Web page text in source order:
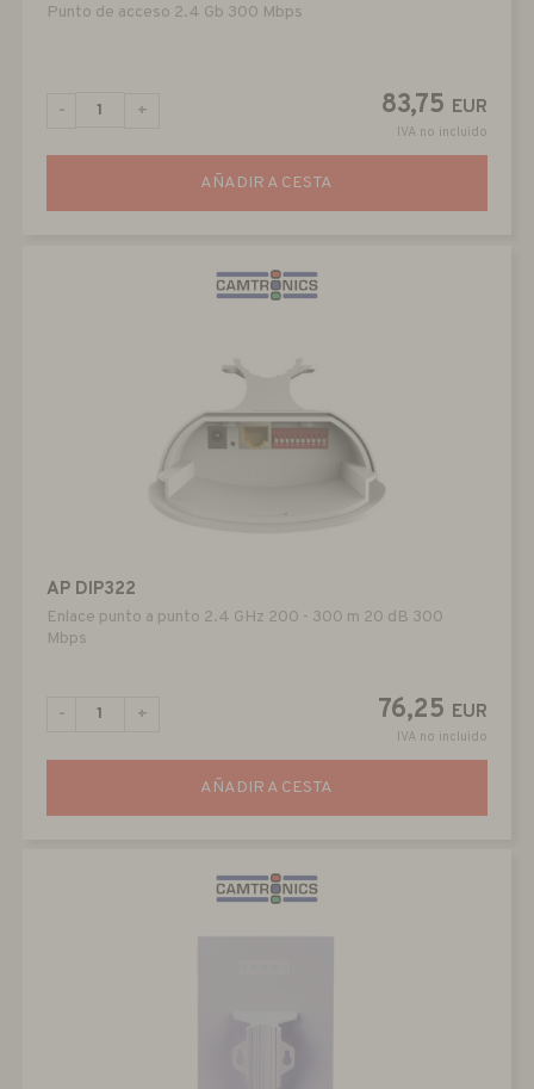
Punto de acceso 2.4 Gb 300 Mbps
83,75 EUR
IVA no incluido
- +
AÑADIR A CESTA
AP DIP322
Enlace punto a punto 2.4 GHz 200 - 300 m 20 dB 300
Mbps
76,25 EUR
IVA no incluido
- +
AÑADIR A CESTA